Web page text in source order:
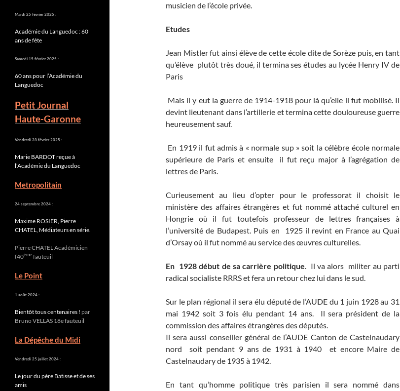
musicien de l’école privée.
Etudes
Jean Mistler fut ainsi élève de cette école dite de Sorèze puis, en tant
qu’élève plutôt très doué, il termina ses études au lycée Henry IV de
Paris
Mais il y eut la guerre de 1914-1918 pour là qu’elle il fut mobilisé. Il
devint lieutenant dans l’artillerie et termina cette douloureuse guerre
heureusement sauf.
En 1919 il fut admis à « normale sup » soit la célèbre école normale
supérieure de Paris et ensuite il fut reçu major à l’agrégation de
lettres de Paris.
Curieusement au lieu d’opter pour le professorat il choisit le
ministère des affaires étrangères et fut nommé attaché culturel en
Hongrie où il fut toutefois professeur de lettres françaises à
l’université de Budapest. Puis en 1925 il revint en France au Quai
d’Orsay où il fut nommé au service des œuvres culturelles.
En 1928 début de sa carrière politique. Il va alors militer au parti
radical socialiste RRRS et fera un retour chez lui dans le sud.
Sur le plan régional il sera élu député de l’AUDE du 1 juin 1928 au 31
mai 1942 soit 3 fois élu pendant 14 ans. Il sera président de la
commission des affaires étrangères des députés.
Il sera aussi conseiller général de l’AUDE Canton de Castelnaudary
nord soit pendant 9 ans de 1931 à 1940 et encore Maire de
Castelnaudary de 1935 à 1942.
En tant qu’homme politique très parisien il sera nommé dans
Mardi 25 février 2025 :
Académie du Languedoc : 60
ans de fête
Samedi 15 février 2025 :
60 ans pour l’Académie du
Languedoc
Petit Journal
Haute-Garonne
Vendredi 28 février 2025 :
Marie BARDOT reçue à
l’Académie du Languedoc
Metropolitain
24 septembre 2024 :
Maxime ROSIER, Pierre
CHATEL, Médiateurs en série.
Pierre CHATEL Académicien
(40èmefauteuil
Le Point
1 août 2024 :
Bientôt tous centenaires ! par
Bruno VELLAS 18e fauteuil
La Dépêche du Midi
Vendredi 25 juillet 2024 :
Le jour du père Batisse et de ses
amis